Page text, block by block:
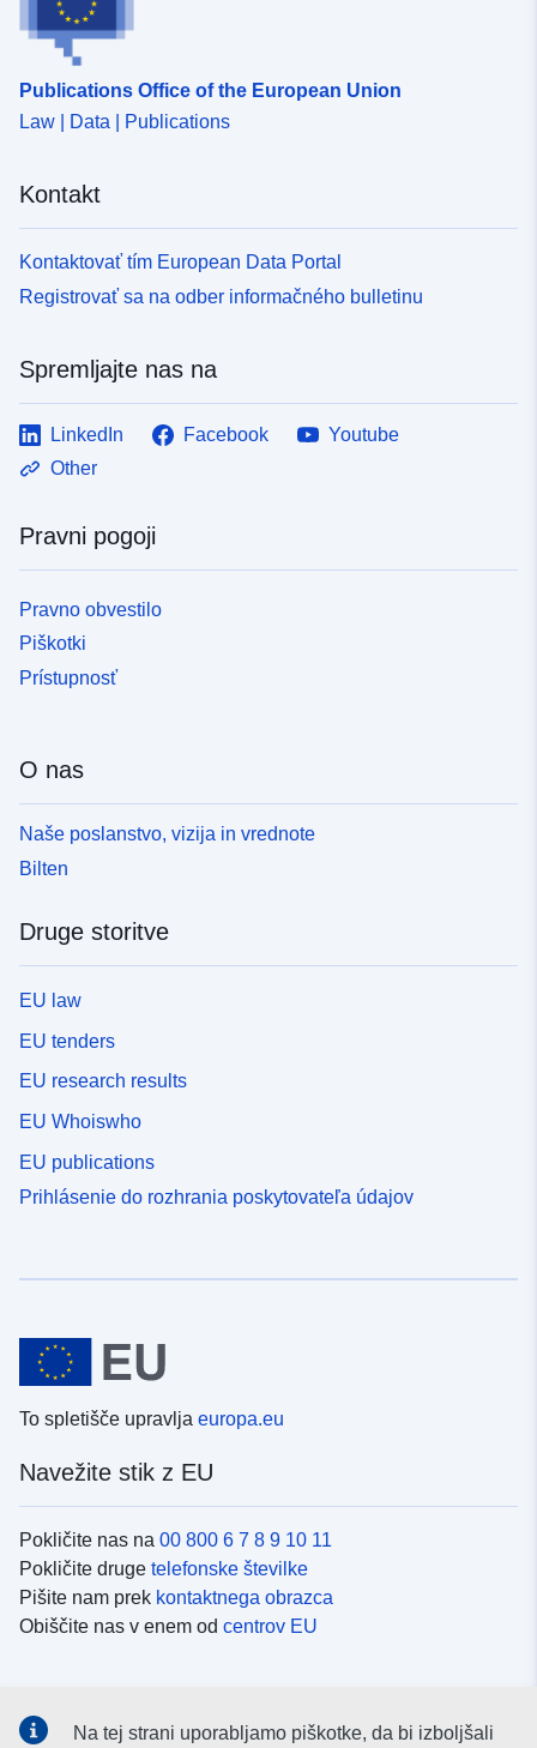
Publications Office of the European Union
Law | Data | Publications
Kontakt
Kontaktovať tím European Data Portal
Registrovať sa na odber informačného bulletinu
Spremljajte nas na
LinkedIn Facebook
Youtube
Other
Pravni pogoji
Pravno obvestilo
Piškotki
Prístupnosť
O nas
Naše poslanstvo, vizija in vrednote
Bilten
Druge storitve
EU law
EU tenders
EU research results
EU Whoiswho
EU publications
Prihlásenie do rozhrania poskytovateľa údajov
To spletišče upravlja europa.eu
Navežite stik z EU
Pokličite nas na 00 800 6 7 8 9 10 11
Pokličite druge telefonske številke
Pišite nam prek kontaktnega obrazca
Obiščite nas v enem od centrov EU
Na tej strani uporabljamo piškotke, da bi izboljšali